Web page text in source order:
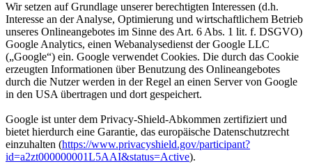
Wir setzen auf Grundlage unserer berechtigten Interessen (d.h.
Interesse an der Analyse, Optimierung und wirtschaftlichem Betrieb
unseres Onlineangebotes im Sinne des Art. 6 Abs. 1 lit. f. DSGVO)
Google Analytics, einen Webanalysedienst der Google LLC
(„Google“) ein. Google verwendet Cookies. Die durch das Cookie
erzeugten Informationen über Benutzung des Onlineangebotes
durch die Nutzer werden in der Regel an einen Server von Google
in den USA übertragen und dort gespeichert.
Google ist unter dem Privacy-Shield-Abkommen zertifiziert und
bietet hierdurch eine Garantie, das europäische Datenschutzrecht
einzuhalten (https://www.privacyshield.gov/participant?
id=a2zt000000001L5AAI&status=Active).